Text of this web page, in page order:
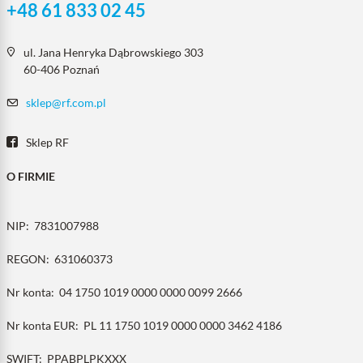
+48 61 833 02 45
ul. Jana Henryka Dąbrowskiego 303
60-406 Poznań
sklep@rf.com.pl
Sklep RF
O FIRMIE
NIP: 7831007988
REGON: 631060373
Nr konta: 04 1750 1019 0000 0000 0099 2666
Nr konta EUR: PL 11 1750 1019 0000 0000 3462 4186
SWIFT: PPABPLPKXXX